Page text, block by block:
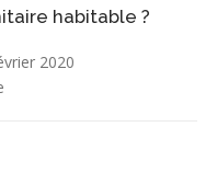
habitable ?
2020